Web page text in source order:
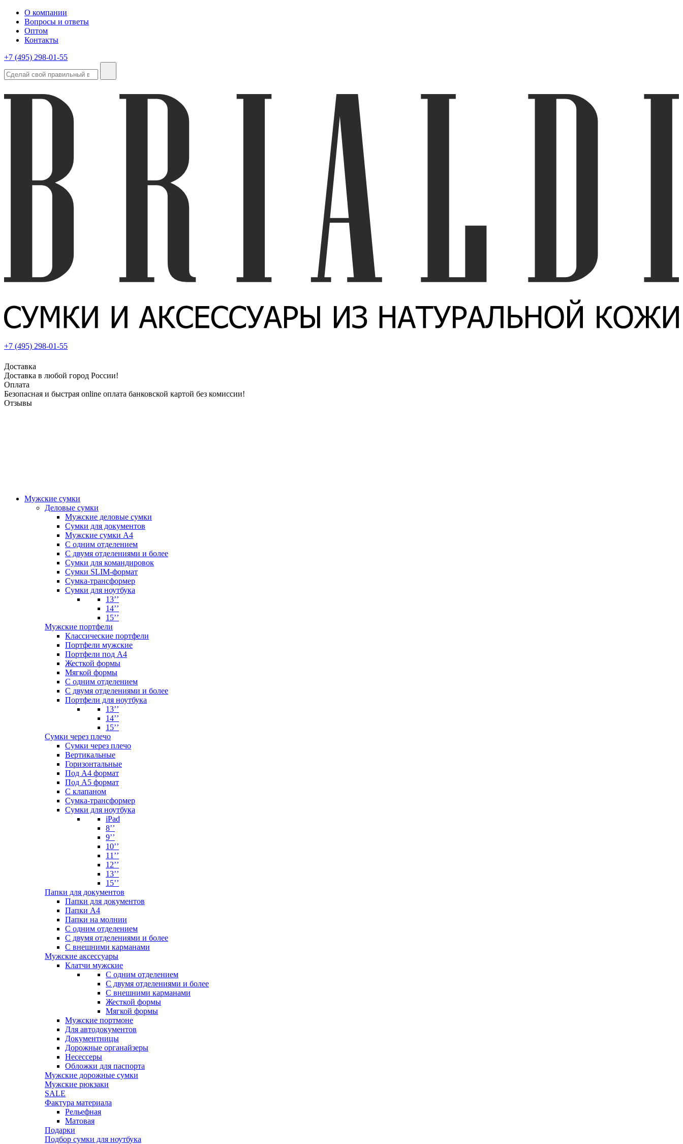
О компании
Вопросы и ответы
Оптом
Контакты
+7 (495) 298-01-55
+7 (495) 298-01-55
Доставка
Доставка в любой город России!
Оплата
Безопасная и быстрая online оплата банковской картой без комиссии!
Отзывы
Мужские сумки
Деловые сумки
Мужские деловые сумки
Сумки для документов
Мужские сумки А4
С одним отделением
С двумя отделениями и более
Сумки для командировок
Сумки SLIM-формат
Сумка-трансформер
Сумки для ноутбука
13’’
14’’
15’’
Мужские портфели
Классические портфели
Портфели мужские
Портфели под А4
Жесткой формы
Мягкой формы
С одним отделением
С двумя отделениями и более
Портфели для ноутбука
13’’
14’’
15’’
Сумки через плечо
Сумки через плечо
Вертикальные
Горизонтальные
Под А4 формат
Под А5 формат
С клапаном
Сумка-трансформер
Сумки для ноутбука
iPad
8’’
9’’
10’’
11’’
12’’
13’’
15’’
Папки для документов
Папки для документов
Папки А4
Папки на молнии
С одним отделением
С двумя отделениями и более
С внешними карманами
Мужские аксессуары
Клатчи мужские
С одним отделением
С двумя отделениями и более
С внешними карманами
Жесткой формы
Мягкой формы
Мужские портмоне
Для автодокументов
Документницы
Дорожные органайзеры
Несессеры
Обложки для паспорта
Мужские дорожные сумки
Мужские рюкзаки
SALE
Фактура материала
Рельефная
Матовая
Подарки
Подбор сумки для ноутбука